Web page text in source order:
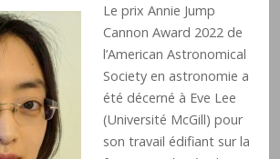
Le prix Annie Jump
Cannon Award 2022 de
l’American Astronomical
Society en astronomie a
été décerné à Eve Lee
(Université McGill) pour
son travail édifiant sur la